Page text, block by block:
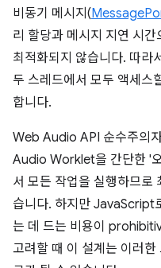
비동기 메시지(
리 할당과 메시지 지연 시
최적화되지 않습니다. 따라
두 스레드에서 모두 액세스
합니다.
Web Audio API 순수주의
Audio Worklet을 간단한 '
서 모든 작업을 실행하므로
습니다. 하지만 JavaScript
는 데 드는 비용이
고려할 때 이 설계는 이러